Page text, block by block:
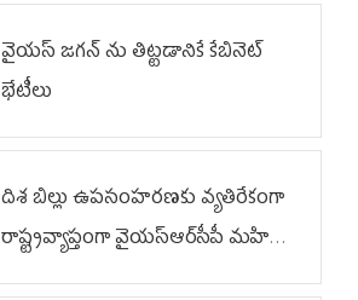
వైయ‌స్ జగన్‌ ను తిట్టడానికే కేబినెట్‌
భేటీలు
దిశ బిల్లు ఉపసంహరణకు వ్యతిరేకంగా
రాష్ట్రవ్యాప్తంగా వైయ‌స్ఆర్‌సీపీ మహిళా
విభాగం ఆందోళనలు